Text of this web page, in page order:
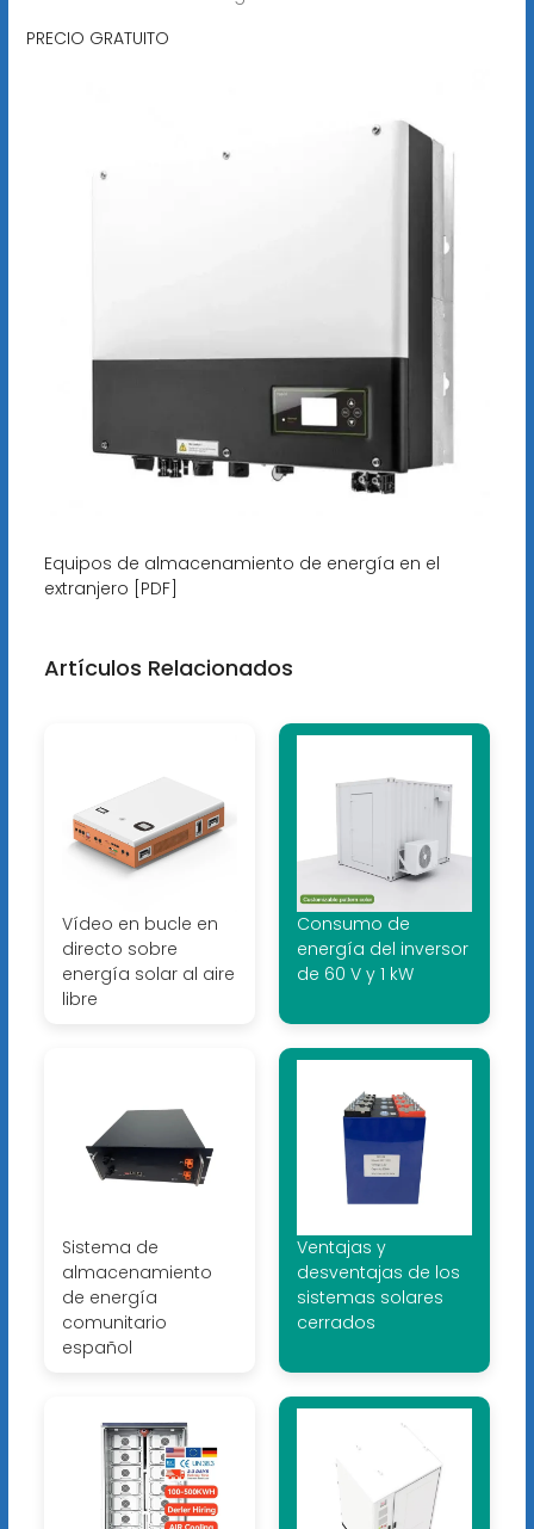
PRECIO GRATUITO
Equipos de almacenamiento de energía en el
extranjero [PDF]
Artículos Relacionados
Vídeo en bucle en
directo sobre
energía solar al aire
libre
Consumo de
energía del inversor
de 60 V y 1 kW
Sistema de
almacenamiento
de energía
comunitario
español
Ventajas y
desventajas de los
sistemas solares
cerrados